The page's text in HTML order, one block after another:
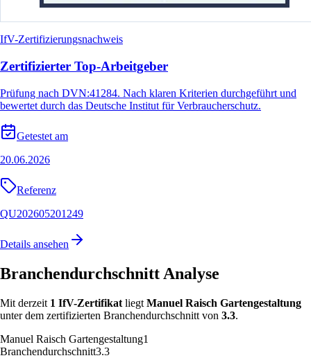
IfV-Zertifizierungsnachweis
Zertifizierter Top-Arbeitgeber
Prüfung nach DVN:41284. Nach klaren Kriterien durchgeführt und
bewertet durch das Deutsche Institut für Verbraucherschutz.
Getestet am
20.06.2026
Referenz
QU202605201249
Details ansehen
Branchendurchschnitt Analyse
Mit derzeit 1 IfV-Zertifikat liegt Manuel Raisch Gartengestaltung
unterdem zertifizierten Branchendurchschnitt von 3.3.
Manuel Raisch Gartengestaltung1
Branchendurchschnitt3.3